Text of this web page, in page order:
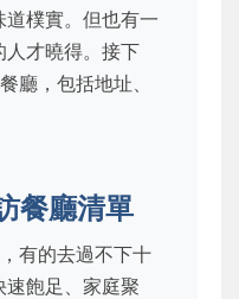
樸實。但也有一
人才曉得。接下
廳，包括地址、
餐廳清單
有的去過不下十
飽足、家庭聚